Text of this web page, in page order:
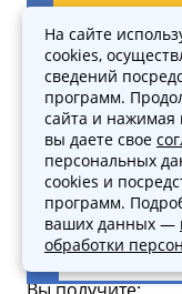
УСЛУГИ
На сайте
cookies,
сведений
программ.
сайта и нажимая
вы даете свое
персональных
cookies и
программ.
ваших данных —
обработки